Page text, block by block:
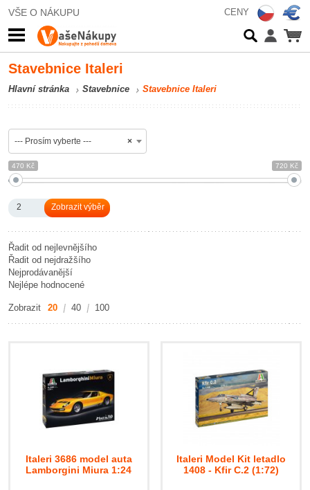
VŠE O NÁKUPU CENY
Stavebnice Italeri
Hlavní stránka Stavebnice Stavebnice Italeri
×
--- Prosím vyberte ---
470 Kč 720 Kč
2
Řadit od nejlevnějšího
Řadit od nejdražšího
Nejprodávanější
Nejlépe hodnocené
Zobrazit 20 40 100
Italeri 3686 model auta
Lamborgini Miura 1:24
Italeri Model Kit letadlo
1408 - Kfir C.2 (1:72)